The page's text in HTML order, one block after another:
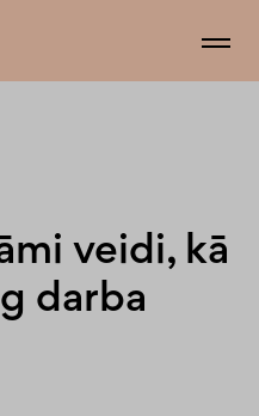
veidi, kā
darba